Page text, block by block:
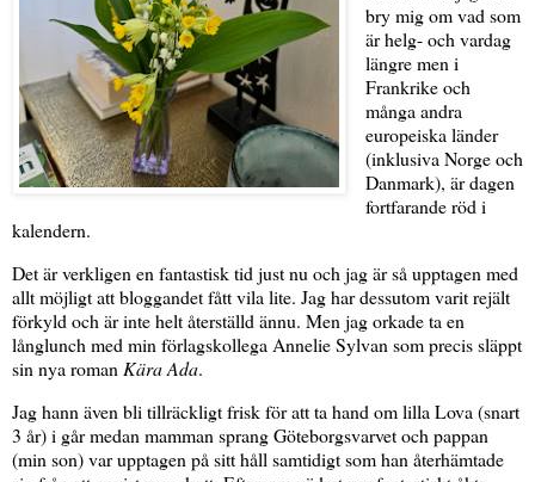
bry mig om vad som
är helg- och vardag
längre men i
Frankrike och
många andra
europeiska länder
(inklusiva Norge och
Danmark), är dagen
fortfarande röd i
kalendern.
Det är verkligen en fantastisk tid just nu och jag är så upptagen med
allt möjligt att bloggandet fått vila lite. Jag har dessutom varit rejält
förkyld och är inte helt återställd ännu. Men jag orkade ta en
långlunch med min förlagskollega Annelie Sylvan som precis släppt
sin nya roman Kära Ada.
Jag hann även bli tillräckligt frisk för att ta hand om lilla Lova (snart
3 år) i går medan mamman sprang Göteborgsvarvet och pappan
(min son) var upptagen på sitt håll samtidigt som han återhämtade